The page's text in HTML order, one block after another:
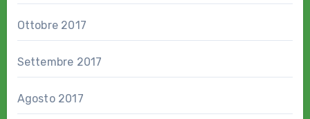
Ottobre 2017
Settembre 2017
Agosto 2017